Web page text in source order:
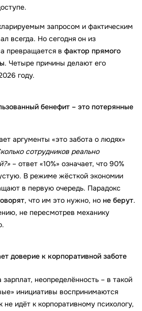
запросом и фактическим
всегда. Но сегодня он из
превращается в фактор прямого
. Четыре причины делают его
году.
бенефит – это потерянные
аргументы «это забота о людях»
сотрудников реально
– ответ «10%» означает, что 90%
В режиме жёсткой экономии
в первую очередь. Парадокс
, что им это нужно, но не берут.
не пересмотрев механику
доверие к корпоративной заботе
неопределённость – в такой
инициативы воспринимаются
не идёт к корпоративному психологу,